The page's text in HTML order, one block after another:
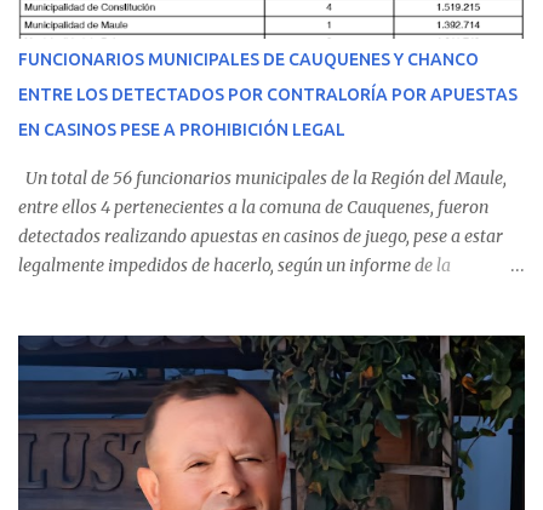
del personal de emergencia terminó falleciendo, sin alcanzar a
recibir atención especializada en el centro de destino. Apenas se
conoció la gravedad de su condición, sus padres —residentes en
Villarrica— se trasladaron a Cauquenes con la esperanza de una
evolución favorable. No obstante, alrededo...
FUNCIONARIOS MUNICIPALES DE CAUQUENES Y CHANCO
ENTRE LOS DETECTADOS POR CONTRALORÍA POR APUESTAS
EN CASINOS PESE A PROHIBICIÓN LEGAL
Un total de 56 funcionarios municipales de la Región del Maule,
entre ellos 4 pertenecientes a la comuna de Cauquenes, fueron
detectados realizando apuestas en casinos de juego, pese a estar
legalmente impedidos de hacerlo, según un informe de la
estableció que estos funcionarios —quienes administran o
custodian fondos públicos— efectuaron transacciones por un
monto total de $116.075.918 entre enero de 2024 y junio de 2025.
En el detalle regional, se indica que en la comuna de Cauquenes se
identificó a cuatro funcionarios involucrados en este tipo de
operaciones. Asimismo, se precisa que uno de los casos